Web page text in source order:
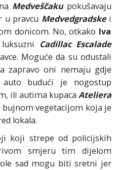
Medveščaku pokušavaju
u pravcu Medvedgradskei
donicom. No, otkako Iva
Cadillac Escalade
Moguće da su odustali
zapravo oni nemaju gdje
budući je nogostup
ili autima kupaca Ateliera
vegetacijom koja je
lokala.
koji strepe od policijskih
smjeru tim dijelom
sad mogu biti sretni jer